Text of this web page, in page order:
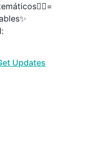
Updates